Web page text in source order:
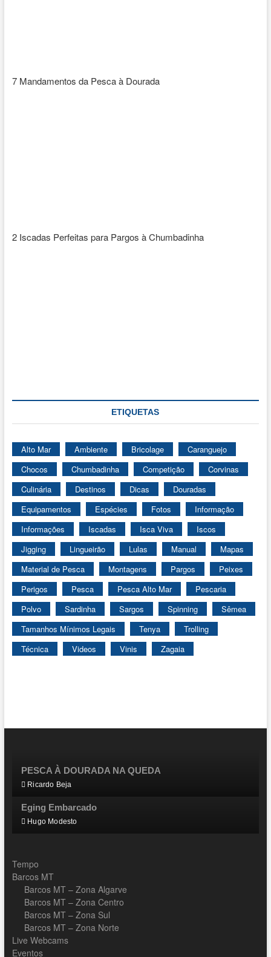
7 Mandamentos da Pesca à Dourada
2 Iscadas Perfeitas para Pargos à Chumbadinha
ETIQUETAS
Alto Mar Ambiente Bricolage
Caranguejo
Chocos
Chumbadinha Competição
Corvinas
Culinária
Destinos Dicas
Douradas
Equipamentos
Espécies Fotos
Informação
Informações
Iscadas Isca Viva
Iscos
Jigging
Lingueirão Lulas Manual
Mapas
Material de Pesca
Montagens Pargos
Peixes
Perigos
Pesca Pesca Alto Mar
Pescaria
Polvo
Sardinha Sargos Spinning
Sêmea
Tamanhos Mínimos Legais
Tenya
Trolling
Técnica
Videos Vinis Zagaia
PESCA À DOURADA NA QUEDA
Ricardo Beja
Eging Embarcado
Hugo Modesto
Tempo
Barcos MT
Barcos MT – Zona Algarve
Barcos MT – Zona Centro
Barcos MT – Zona Sul
Barcos MT – Zona Norte
Live Webcams
Eventos